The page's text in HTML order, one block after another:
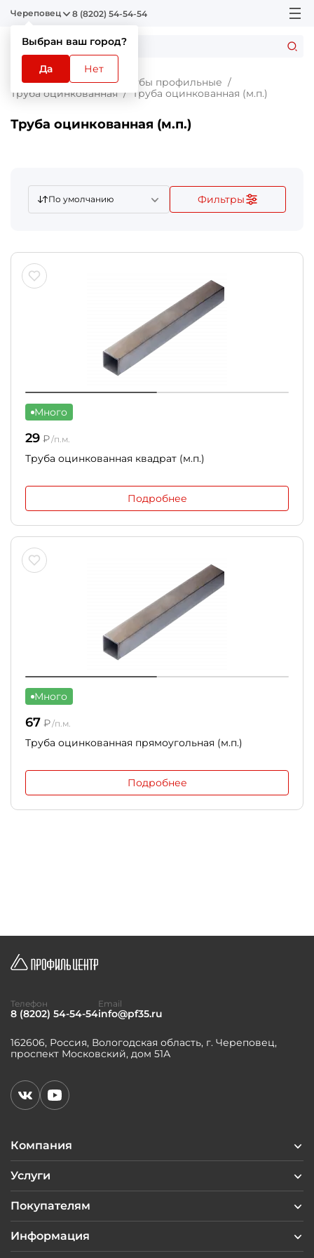
Череповец
Выбран ваш город?
Да Нет
8 (8202) 54-54-54
Главная Каталог
Трубы профильные
Труба оцинкованная
Труба оцинкованная (м.п.)
Труба оцинкованная (м.п.)
По умолчанию Фильтры
Много
29 ₽/п.м.
Труба оцинкованная квадрат (м.п.)
Подробнее
Много
67 ₽/п.м.
Труба оцинкованная прямоугольная (м.п.)
Подробнее
Компания
Услуги
Покупателям
Информация
162606, Россия, Вологодская область, г. Череповец,
проспект Московский, дом 51А
Телефон
8 (8202) 54-54-54
Email
info@pf35.ru